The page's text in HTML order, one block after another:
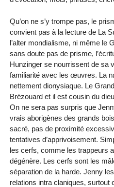
Qu’on ne s’y trompe pas, le
convient pas à la lecture de La
l’alter mondialisme, ni même le
sans doute pas de prisme,
Hunzinger se nourrissent de sa
familiarité avec les œuvres. La
nettement dionysiaque. Le
Brézouard et il est cousin du
On ne sera pas surpris que
vrais aborigènes des grands
sacré, pas de proximité
tentatives d’apprivoisement.
les cerfs, comme les trappeurs
dégénère. Les cerfs sont les
séparation de la harde. Jenny
relations intra claniques, surtout